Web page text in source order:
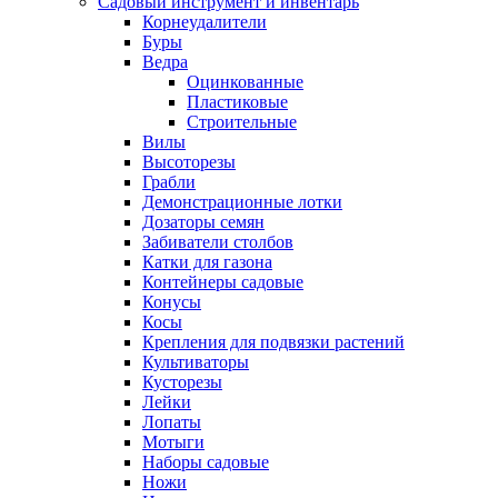
Корнеудалители
Буры
Ведра
Оцинкованные
Пластиковые
Строительные
Вилы
Высоторезы
Грабли
Демонстрационные лотки
Дозаторы семян
Забиватели столбов
Катки для газона
Контейнеры садовые
Конусы
Косы
Крепления для подвязки растений
Культиваторы
Кусторезы
Лейки
Лопаты
Мотыги
Наборы садовые
Ножи